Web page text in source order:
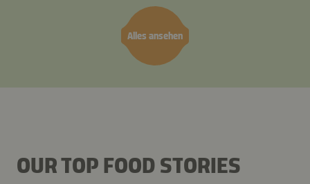
Alles ansehen
OUR TOP FOOD STORIES